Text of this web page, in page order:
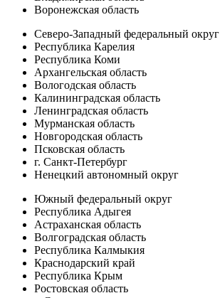
Воронежская область
Северо-Западный федеральный округ
Республика Карелия
Республика Коми
Архангельская область
Вологодская область
Калининградская область
Ленинградская область
Мурманская область
Новгородская область
Псковская область
г. Санкт-Петербург
Ненецкий автономный округ
Южный федеральный округ
Республика Адыгея
Астраханская область
Волгоградская область
Республика Калмыкия
Краснодарский край
Республика Крым
Ростовская область